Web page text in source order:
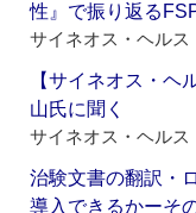
性』で振り返る
サイネオス・ヘル
【サイネオス・
山氏に聞く
サイネオス・ヘル
治験文書の翻訳・
導入できるかーそ